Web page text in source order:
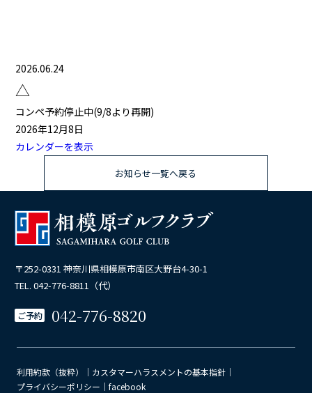
2026.06.24
△
△
コンペ予約停止中(9/8より再開)
2026年12月8日
カレンダーを表示
お知らせ一覧へ戻る
〒252-0331 神奈川県相模原市南区大野台4-30-1
TEL. 042-776-8811（代）
ご予約 042-776-8820
利用約款（抜粋） ｜ カスタマーハラスメントの基本指針 ｜
プライバシーポリシー ｜ facebook